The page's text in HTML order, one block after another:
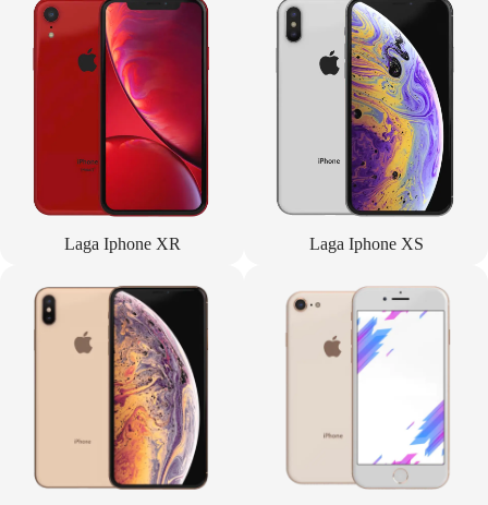
Laga Iphone XR Laga Iphone XS